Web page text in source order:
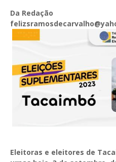
Da Redação
Eleitoras e eleitores de